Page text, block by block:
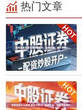
热门文章